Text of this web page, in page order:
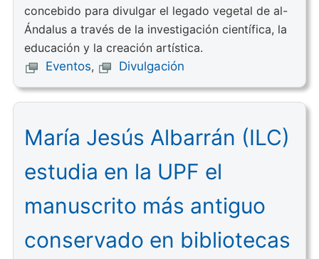
concebido para divulgar el legado vegetal de al-
Ándalus a través de la investigación científica, la
educación y la creación artística.
Eventos, Divulgación
María Jesús Albarrán (ILC)
estudia en la UPF el
manuscrito más antiguo
conservado en bibliotecas